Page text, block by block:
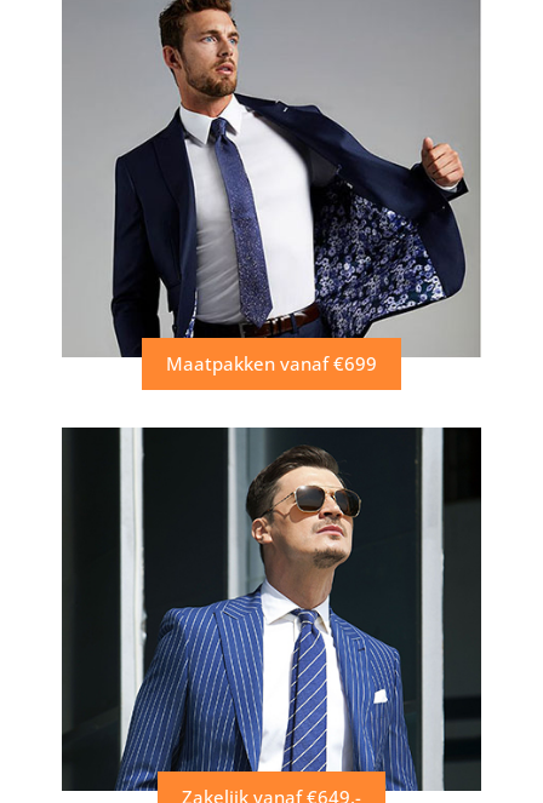
Maatpakken vanaf €699
Zakelijk vanaf €649,-